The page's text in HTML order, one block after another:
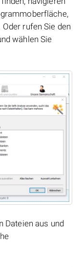
rufen Sie den
wählen Sie
Dateien aus und